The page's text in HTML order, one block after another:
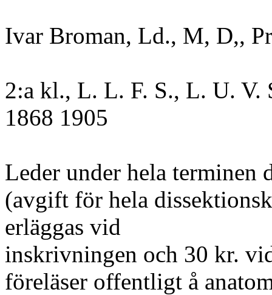
Ivar Broman, Ld., M, D,,
2:a kl., L. L. F. S., L. U. V.
1868 1905
Leder under hela terminen
(avgift för hela
erläggas vid
inskrivningen och 30 kr.
föreläser offentligt å